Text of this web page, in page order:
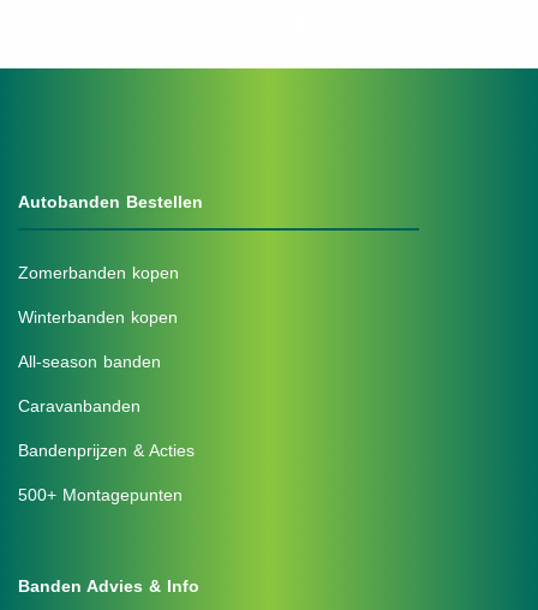
Autobanden Bestellen
Zomerbanden kopen
Winterbanden kopen
All-season banden
Caravanbanden
Bandenprijzen & Acties
500+ Montagepunten
Banden Advies & Info